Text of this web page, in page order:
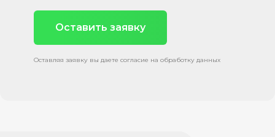
Оставить заявку
Оставляя заявку вы даете согласие на обработку данных